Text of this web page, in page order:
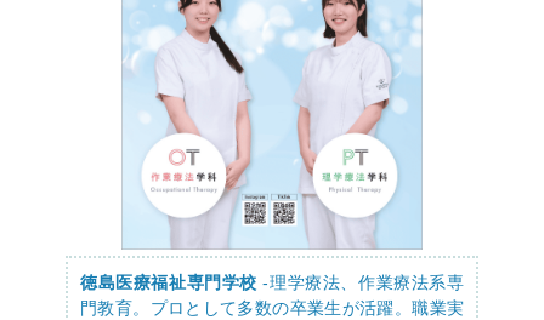
徳島医療福祉専門学校 -理学療法、作業療法系専
門教育。プロとして多数の卒業生が活躍。職業実